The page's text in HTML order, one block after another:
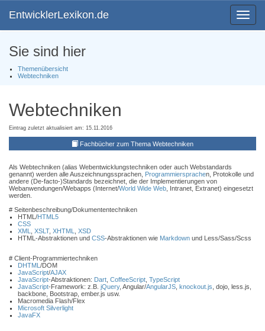
Toggle
EntwicklerLexikon.de
Sie sind hier
Themenübersicht
Webtechniken
Webtechniken
Eintrag zuletzt aktualisiert am: 15.11.2016
Fachbücher zum Thema Webtechniken
Als Webtechniken (alias Webentwicklungstechniken oder auch Webstandards
genannt) werden alle Auszeichnungssprachen, Programmiersprachen, Protokolle und
andere (De-facto-)Standards bezeichnet, die der Implementierungen von
Webanwendungen/Webapps (Internet/World Wide Web , Intranet, Extranet) eingesetzt
werden.
# Seitenbeschreibung/Dokumententechniken
HTML/HTML5
CSS
XML
XSLT, XHTML
XSD
HTML-Abstraktionen und CSS-Abstraktionen wie Markdown und Less/Sass/Scss
# Client-Programmiertechniken
DHTML /DOM
JavaScript/AJAX
JavaScript-Abstraktionen: Dart CoffeeScript TypeScript
JavaScript-Framework: z.B. jQuery, Angular/AngularJS knockout.js , dojo, less.js,
backbone, Bootstrap, ember.js usw.
Macromedia Flash/Flex
Microsoft Silverlight
JavaFX